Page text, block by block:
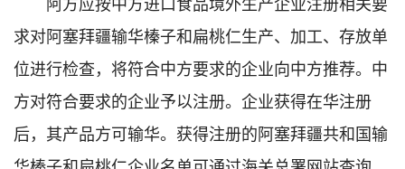
求对阿塞拜疆输华榛子和扁桃仁生产、加工、存放单
位进行检查，将符合中方要求的企业向中方推荐。中
方对符合要求的企业予以注册。企业获得在华注册
后，其产品方可输华。获得注册的阿塞拜疆共和国输